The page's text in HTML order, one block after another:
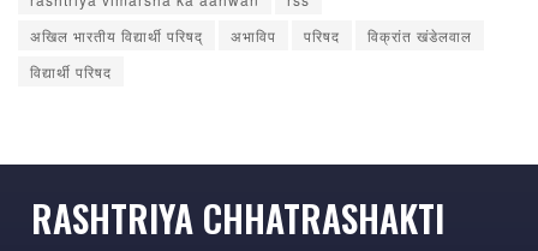
अखिल भारतीय विद्यार्थी परिषद्
अभाविप परिषद
विक्रांत खंडेलवाल
विद्यार्थी परिषद
RASHTRIYA CHHATRASHAKTI